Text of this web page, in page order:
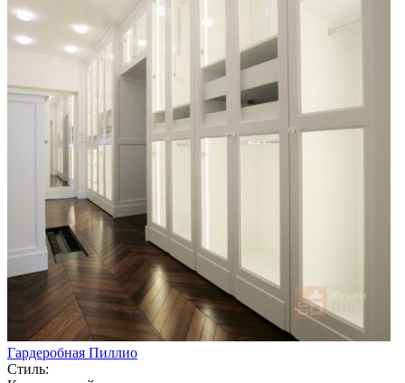
Гардеробная Пиллио
Стиль: